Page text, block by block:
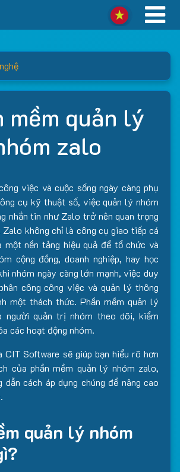
mềm quản lý
zalo
việc và cuộc sống ngày càng phụ
cụ kỹ thuật số, việc quản lý nhóm
nhắn tin như Zalo trở nên quan trọng
Zalo không chỉ là công cụ giao tiếp cá
một nền tảng hiệu quả để tổ chức và
cộng đồng, doanh nghiệp, hay học
nhóm ngày càng lớn mạnh, việc duy
công công việc và quản lý thông
một thách thức. Phần mềm quản lý
người quản trị nhóm theo dõi, kiểm
các hoạt động nhóm.
CIT Software sẽ giúp bạn hiểu rõ hơn
của phần mềm quản lý nhóm zalo,
dẫn cách áp dụng chúng để nâng cao
quản lý nhóm